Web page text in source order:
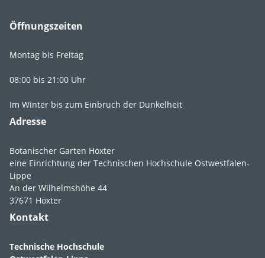
Synonyme
Lebens­bereich
Licht
Feuchte
Öffnungszeiten
Montag bis Freitag
08:00 bis 21:00 Uhr
Im Winter bis zum Einbruch der Dunkelheit
Adresse
Botanischer Garten Höxter
eine Einrichtung der Technischen Hochschule Ostwestfalen-
Lippe
An der Wilhelmshöhe 44
37671 Höxter
Kontakt
Technische Hochschule